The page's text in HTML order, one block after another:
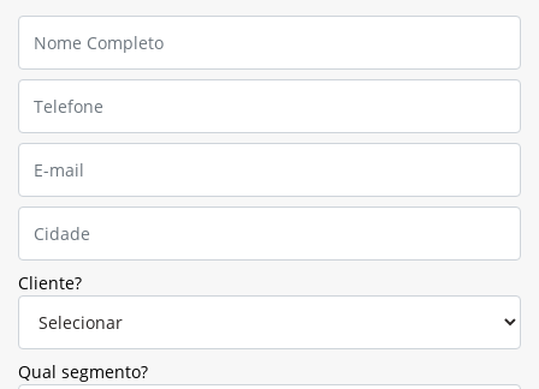
Cliente?
Qual segmento?